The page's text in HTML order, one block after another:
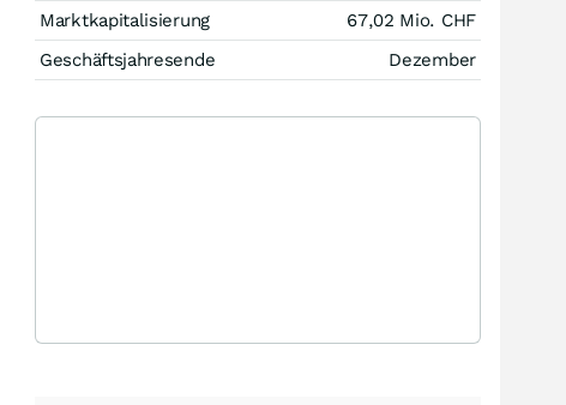
Marktkapitalisierung
67,02 Mio. CHF
Geschäftsjahresende
Dezember